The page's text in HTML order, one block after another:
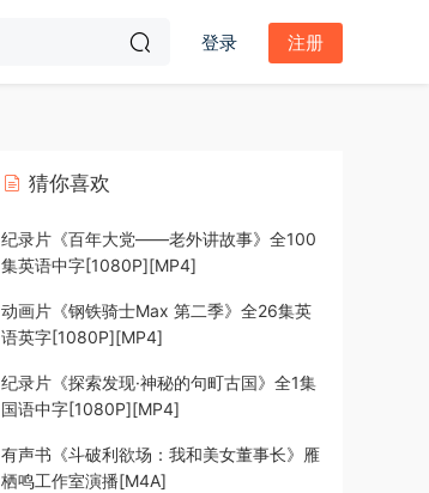
登录 注册
猜你喜欢
纪录片《百年大党——老外讲故事》全100
集英语中字[1080P][MP4]
动画片《钢铁骑士Max 第二季》全26集英
语英字[1080P][MP4]
纪录片《探索发现·神秘的句町古国》全1集
国语中字[1080P][MP4]
有声书《斗破利欲场：我和美女董事长》雁
栖鸣工作室演播[M4A]